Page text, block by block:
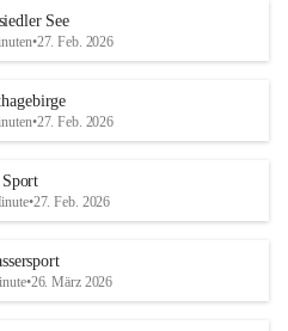
r
S
See
•27. Feb. 2026
•27. Feb. 2026
Sport
•27. Feb. 2026
•26. März 2026